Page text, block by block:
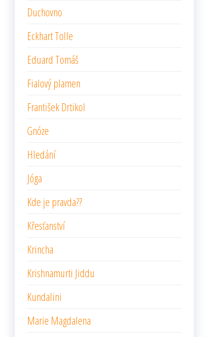
Duchovno
Eckhart Tolle
Eduard Tomáš
Fialový plamen
František Drtikol
Gnóze
Hledání
Jóga
Kde je pravda??
Křesťanství
Krincha
Krishnamurti Jiddu
Kundalini
Marie Magdalena